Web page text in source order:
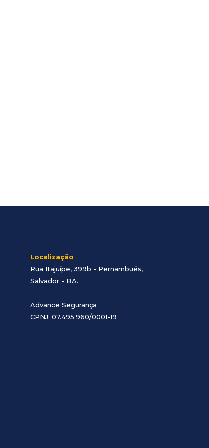
Localização
Rua Itajuípe, 399b - Pernambués,
Salvador - BA.
Advance Segurança
CPNJ: 07.495.960/0001-19